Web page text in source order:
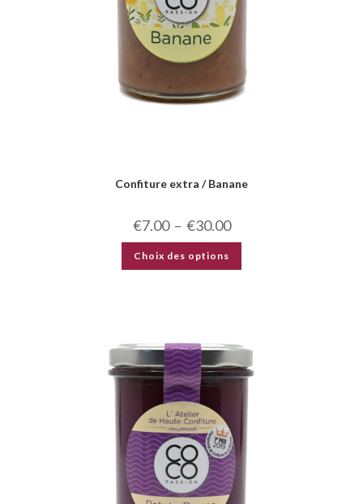
Confiture extra / Banane
€7.00 – €30.00
Choix des options